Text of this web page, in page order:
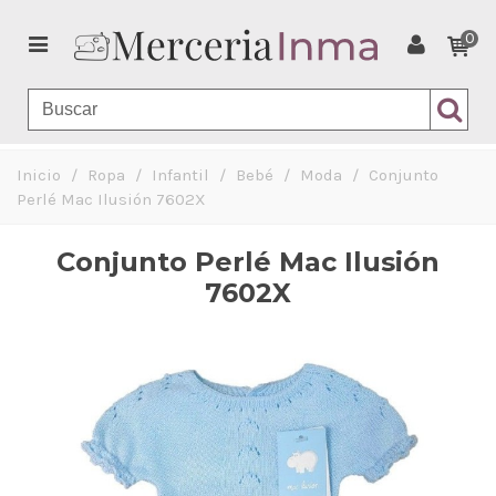
0
Inicio / Ropa / Infantil / Bebé / Moda / Conjunto
Perlé Mac Ilusión 7602X
Conjunto Perlé Mac Ilusión
7602X